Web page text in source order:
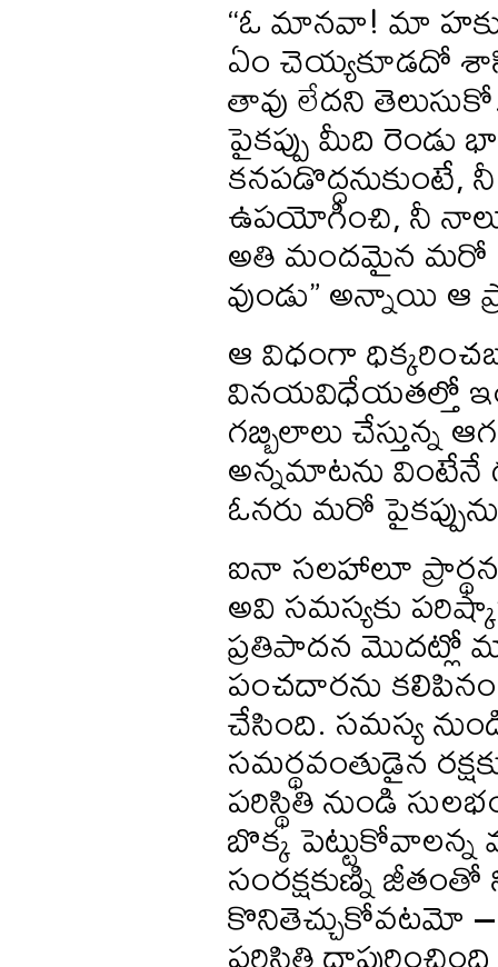
“ఓ మానవా! మా
ఏం చెయ్యకూడదో
తావు లేదని
పైకప్పు మీది రెండు
కనపడొద్దనుకుంటే,
ఉపయోగించి, నీ
అతి మందమైన మరో
వుండు” అన్నాయి ఆ
ఆ విధంగా
వినయవిధేయతల్తో
గబ్బిలాలు చేస్తున్న
అన్నమాటను
ఓనరు మరో
ఐనా సలహాలూ
అవి సమస్యకు
ప్రతిపాదన మొదట్లో మా
పంచదారను
చేసింది. సమస్య
సమర్థవంతుడైన
పరిస్థితి నుండి
బొక్క
సంరక్షకుణ్ని
కొనితెచ్చుకోవటమో